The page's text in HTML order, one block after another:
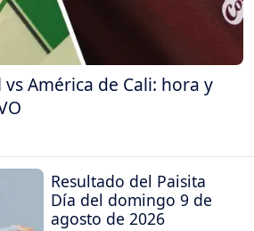
América de Cali: hora y
Resultado del Paisita
Día del domingo 9 de
agosto de 2026